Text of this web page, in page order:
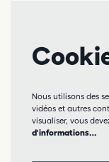
Nous utilisons des
vidéos et autres
visualiser, vous
d'informations…